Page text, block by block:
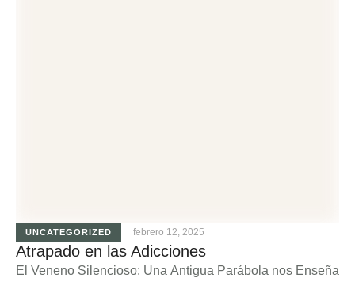
UNCATEGORIZED febrero 12, 2025
Atrapado en las Adicciones
El Veneno Silencioso: Una Antigua Parábola nos Enseña